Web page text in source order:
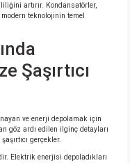
artırır. Kondansatörler,
teknolojinin temel
Şaşırtıcı
ve enerji depolamak için
göz ardı edilen ilginç detayları
gerçekler.
Elektrik enerjisi depoladıkları